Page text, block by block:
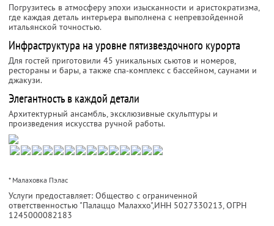
Погрузитесь в атмосферу эпохи изысканности и аристократизма,
где каждая деталь интерьера выполнена с непревзойденной
итальянской точностью.
Инфраструктура на уровне пятизвездочного курорта
Для гостей приготовили 45 уникальных сьютов и номеров,
рестораны и бары, а также спа-комплекс с бассейном, саунами и
джакузи.
Элегантность в каждой детали
Архитектурный ансамбль, эксклюзивные скульптуры и
произведения искусства ручной работы.
* Малаховка Пэлас
Услуги предоставляет: Общество с ограниченной
ответственностью "Палаццо Малаххо",ИНН 5027330213, ОГРН
1245000082183